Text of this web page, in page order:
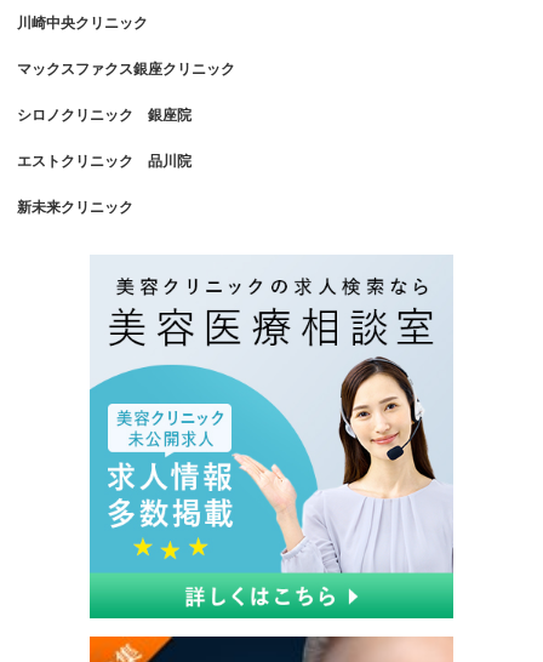
川崎中央クリニック
マックスファクス銀座クリニック
シロノクリニック 銀座院
エストクリニック 品川院
新未来クリニック